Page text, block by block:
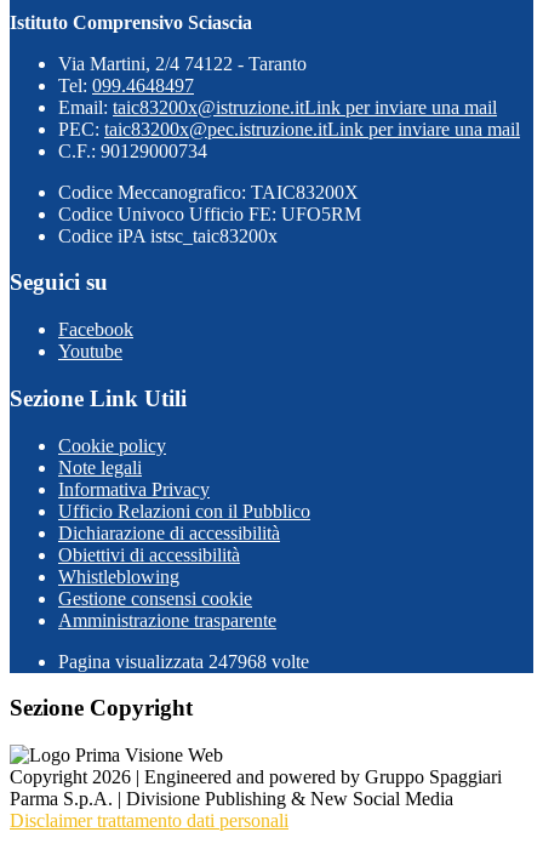
Istituto Comprensivo Sciascia
Via Martini, 2/4 74122 - Taranto
Tel: 099.4648497
Email: taic83200x@istruzione.itLink per inviare una mail
PEC: taic83200x@pec.istruzione.itLink per inviare una mail
C.F.: 90129000734
Codice Meccanografico: TAIC83200X
Codice Univoco Ufficio FE: UFO5RM
Codice iPA istsc_taic83200x
Seguici su
Facebook
Youtube
Sezione Link Utili
Cookie policy
Note legali
Informativa Privacy
Ufficio Relazioni con il Pubblico
Dichiarazione di accessibilità
Obiettivi di accessibilità
Whistleblowing
Gestione consensi cookie
Amministrazione trasparente
Pagina visualizzata 247968 volte
Sezione Copyright
Copyright 2026 | Engineered and powered by Gruppo Spaggiari
Parma S.p.A. | Divisione Publishing & New Social Media
Disclaimer trattamento dati personali